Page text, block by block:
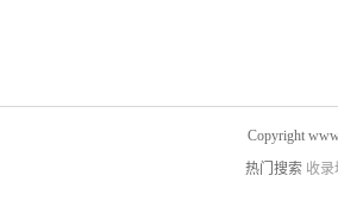
Copyright
热门搜索 收录